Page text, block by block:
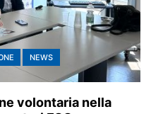
NEWS
volontaria nella